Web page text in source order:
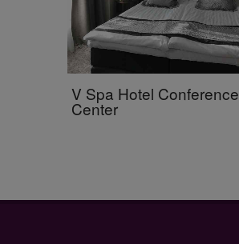
V Spa Hotel Conference
Center